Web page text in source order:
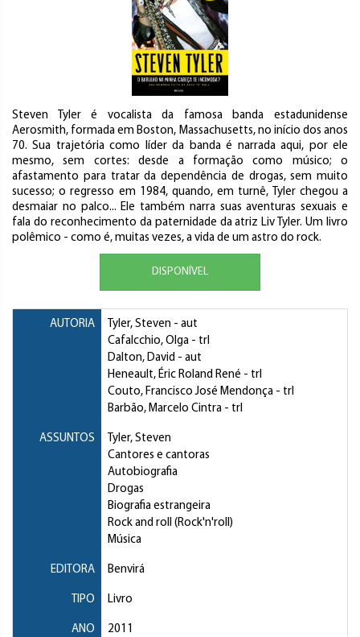
Steven Tyler é vocalista da famosa banda estadunidense
Aerosmith, formada em Boston, Massachusetts, no início dos anos
70. Sua trajetória como líder da banda é narrada aqui, por ele
mesmo, sem cortes: desde a formação como músico; o
afastamento para tratar da dependência de drogas, sem muito
sucesso; o regresso em 1984, quando, em turnê, Tyler chegou a
desmaiar no palco... Ele também narra suas aventuras sexuais e
fala do reconhecimento da paternidade da atriz Liv Tyler. Um livro
polêmico - como é, muitas vezes, a vida de um astro do rock.
DISPONÍVEL
AUTORIA Tyler, Steven - aut
Cafalcchio, Olga - trl
Dalton, David - aut
Heneault, Éric Roland René - trl
Couto, Francisco José Mendonça - trl
Barbão, Marcelo Cintra - trl
ASSUNTOS
Tyler, Steven
Cantores e cantoras
Autobiografia
Drogas
Biografia estrangeira
Rock and roll (Rock'n'roll)
Música
EDITORA Benvirá
TIPO Livro
ANO 2011